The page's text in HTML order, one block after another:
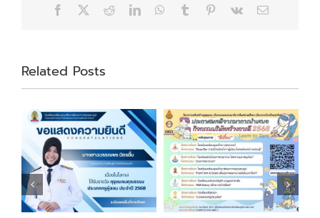
Facebook RedditLinkedInWhatsApp
Tumblr Pinterest
Vk Email
Related Posts